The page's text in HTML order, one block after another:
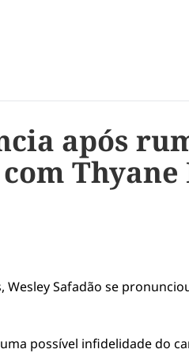
após
Thyane
Safadão se
possível infidelidade do